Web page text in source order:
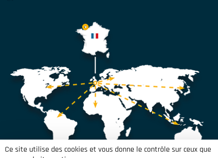
Ce site utilise des cookies et vous donne le contrôle sur ceux que